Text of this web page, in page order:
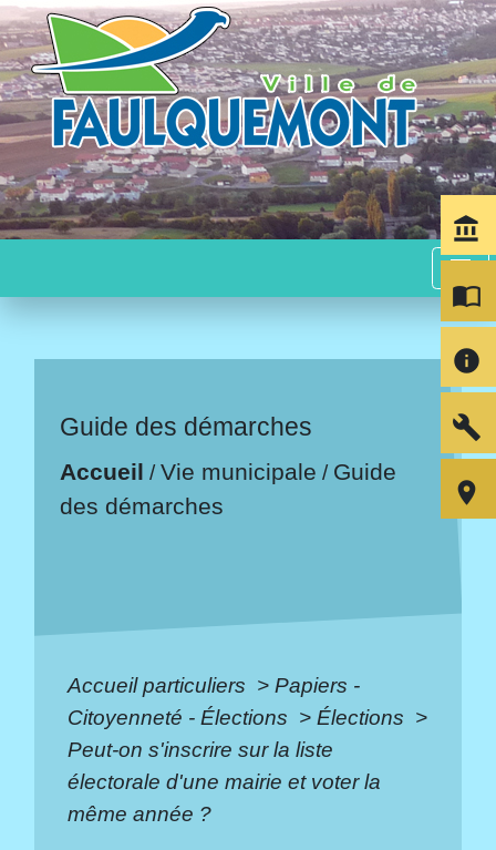
menu
Guide des démarches
Accueil /Vie municipale / Guide
des démarches
Accueil particuliers > Papiers -
Citoyenneté - Élections > Élections >
Peut-on s'inscrire sur la liste
électorale d'une mairie et voter la
même année ?
account_balance
import_contacts
info
build
room